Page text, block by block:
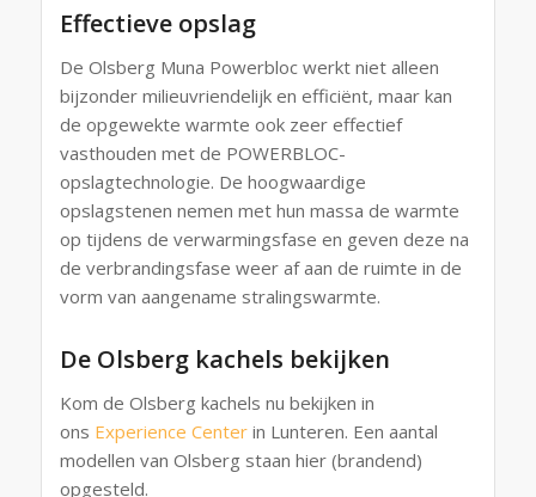
Effectieve opslag
De Olsberg Muna Powerbloc werkt niet alleen
bijzonder milieuvriendelijk en efficiënt, maar kan
de opgewekte warmte ook zeer effectief
vasthouden met de POWERBLOC-
opslagtechnologie. De hoogwaardige
opslagstenen nemen met hun massa de warmte
op tijdens de verwarmingsfase en geven deze na
de verbrandingsfase weer af aan de ruimte in de
vorm van aangename stralingswarmte.
De Olsberg kachels bekijken
Kom de Olsberg kachels nu bekijken in
ons Experience Centerin Lunteren. Een aantal
modellen van Olsberg staan hier (brandend)
opgesteld.